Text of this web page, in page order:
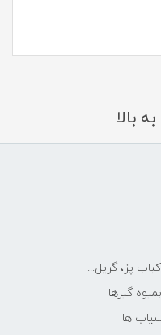
بالا
پز، گریل...
گیرها
ها